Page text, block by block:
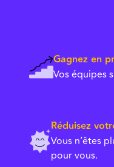
Gagnez en
Vos équipes
Réduisez
Vous n’êtes
pour vous.